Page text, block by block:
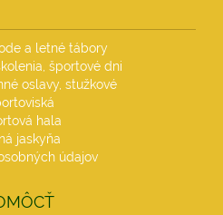
a letné tábory
športové dni
oslavy, stužkové
hala
jaskyňa
údajov